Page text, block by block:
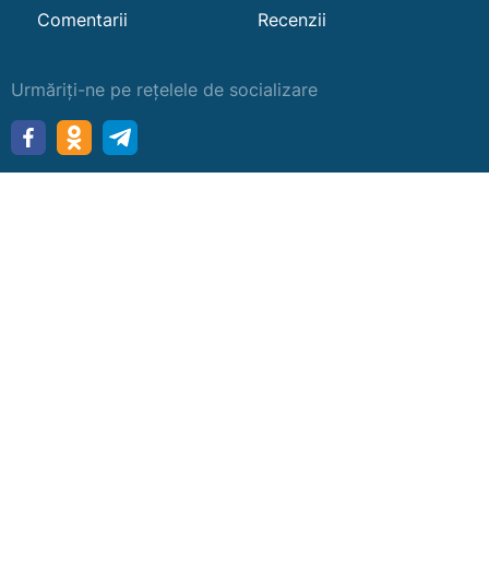
Comentarii
Recenzii
Urmăriți-ne pe rețelele de socializare